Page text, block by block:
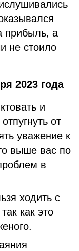
прибыль, а
не стоило
2023 года
и
от
уважение к
выше вас по
в
ходить с
как это